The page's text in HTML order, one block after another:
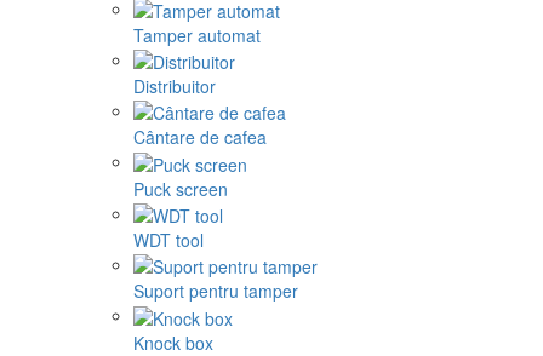
Tamper automat
Distribuitor
Cântare de cafea
Puck screen
WDT tool
Suport pentru tamper
Knock box